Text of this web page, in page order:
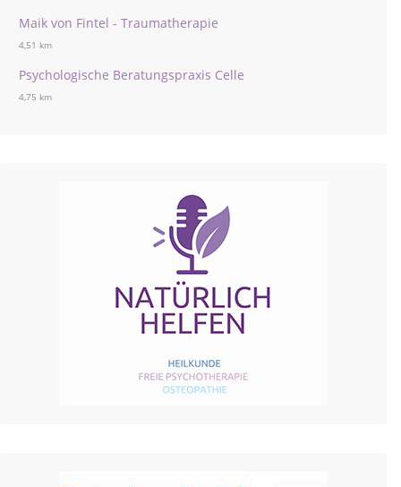
Maik von Fintel - Traumatherapie
4,51 km
Psychologische Beratungspraxis Celle
4,75 km